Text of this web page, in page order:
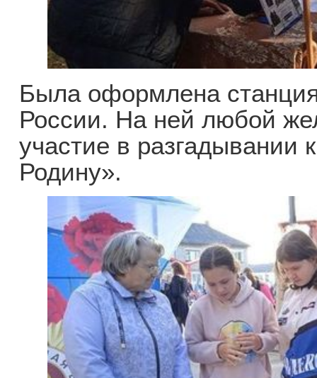
Была оформлена
России. На ней любой
участие в разгадывании
Родину».